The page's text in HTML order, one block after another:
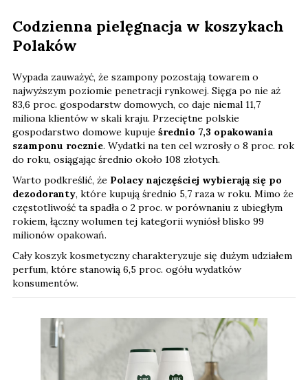
Codzienna pielęgnacja w koszykach
Polaków
Wypada zauważyć, że szampony pozostają towarem o
najwyższym poziomie penetracji rynkowej. Sięga po nie aż
83,6 proc. gospodarstw domowych, co daje niemal 11,7
miliona klientów w skali kraju. Przeciętne polskie
gospodarstwo domowe kupuje średnio 7,3 opakowania
szamponu rocznie. Wydatki na ten cel wzrosły o 8 proc. rok
do roku, osiągając średnio około 108 złotych.
Warto podkreślić, że Polacy najczęściej wybierają się po
dezodoranty, które kupują średnio 5,7 raza w roku. Mimo że
częstotliwość ta spadła o 2 proc. w porównaniu z ubiegłym
rokiem, łączny wolumen tej kategorii wyniósł blisko 99
milionów opakowań.
Cały koszyk kosmetyczny charakteryzuje się dużym udziałem
perfum, które stanowią 6,5 proc. ogółu wydatków
konsumentów.